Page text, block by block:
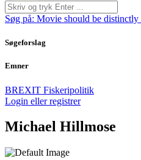
Søg på: Movie should be distinctly
Søgeforslag
Emner
BREXIT Fiskeripolitik
Login eller registrer
Michael Hillmose